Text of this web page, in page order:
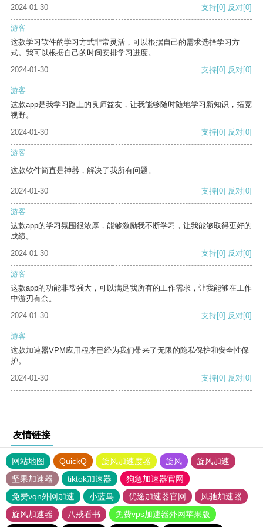
2024-01-30 支持[0] 反对[0]
游客
这款学习软件的学习方式非常灵活，可以根据自己的需求选择学习方
式。我可以根据自己的时间安排学习进度。
2024-01-30
支持[0] 反对[0]
游客
这款app是我学习路上的良师益友，让我能够随时随地学习新知识，拓宽
视野。
2024-01-30
支持[0] 反对[0]
游客
这款软件简直是神器，解决了我所有问题。
2024-01-30 支持[0] 反对[0]
游客
这款app的学习氛围很浓厚，能够激励我不断学习，让我能够取得更好的
成绩。
2024-01-30
支持[0] 反对[0]
游客
这款app的功能非常强大，可以满足我所有的工作需求，让我能够在工作
中游刃有余。
2024-01-30
支持[0] 反对[0]
游客
这款加速器VPM应用程序已经为我们带来了无限的隐私保护和安全性保
护。
2024-01-30
支持[0] 反对[0]
友情链接
网站地图 QuickQ 旋风加速度器 旋风
旋风加速
坚果加速器
tiktok加速器
狗急加速器官网
免费vqn外网加速
小蓝鸟 优途加速器官网
风驰加速器
旋风加速器
八戒看书 免费vps加速器外网苹果版